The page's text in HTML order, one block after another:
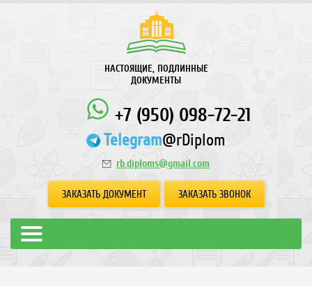
НАСТОЯЩИЕ, ПОДЛИННЫЕ
ДОКУМЕНТЫ
+7 (950) 098-72-21
Telegram@rDiplom
rb.diploms@gmail.com
ЗАКАЗАТЬ ДОКУМЕНТ ЗАКАЗАТЬ ЗВОНОК